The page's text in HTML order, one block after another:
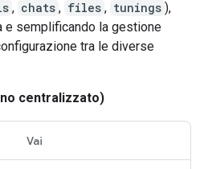
, chats , files , tunings ),
e semplificando la gestione
tra le diverse
centralizzato)
Vai